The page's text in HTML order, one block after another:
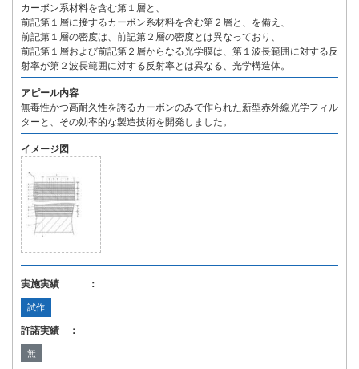
カーボン系材料を含む第１層と、
前記第１層に接するカーボン系材料を含む第２層と、を備え、
前記第１層の密度は、前記第２層の密度とは異なっており、
前記第１層および前記第２層からなる光学膜は、第１波長範囲に対する反
射率が第２波長範囲に対する反射率とは異なる、光学構造体。
アピール内容
無毒性かつ高耐久性を誇るカーボンのみで作られた新型赤外線光学フィル
ターと、その効率的な製造技術を開発しました。
イメージ図
実施実績 ：
試作
許諾実績 ：
無